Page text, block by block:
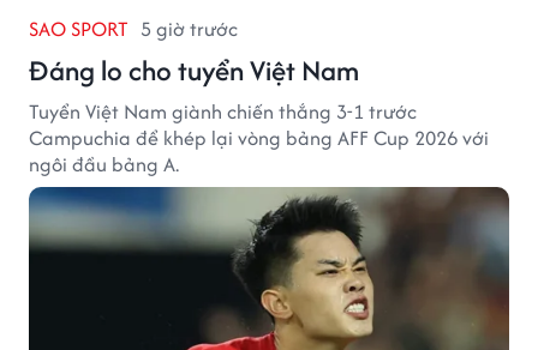
SAO SPORT 5 giờ trước
Đáng lo cho tuyển Việt Nam
Tuyển Việt Nam giành chiến thắng 3-1 trước
Campuchia để khép lại vòng bảng AFF Cup 2026 với
ngôi đầu bảng A.